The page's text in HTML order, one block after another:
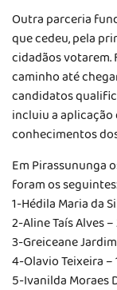
Outra parceria
que cedeu, pela
cidadãos votarem.
caminho até
candidatos
incluiu a
conhecimentos
Em Pirassununga
foram os
1-Hédila Maria da
2-Aline Taís Alves
3-Greiceane
4-Olavio Teixeira
5-Ivanilda Moraes